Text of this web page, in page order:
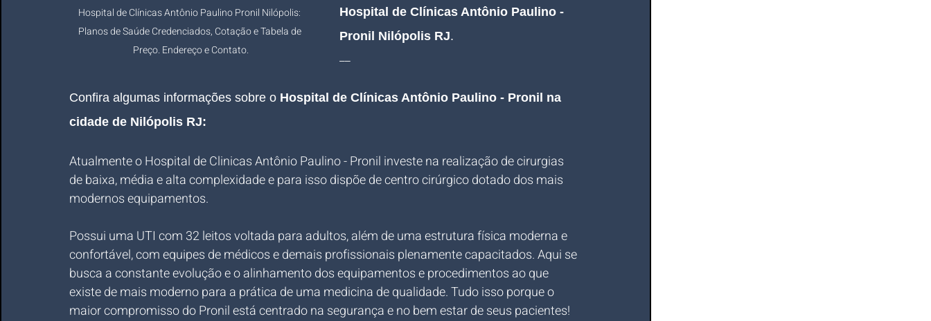
Hospital de Clínicas Antônio Paulino Pronil Nilópolis:
Planos de Saúde Credenciados, Cotação e Tabela de
Preço. Endereço e Contato.
Hospital de Clínicas Antônio Paulino -
Pronil Nilópolis RJ.
__
Confira algumas informações sobre o Hospital de Clínicas Antônio Paulino - Pronil na
cidade de Nilópolis RJ:
Atualmente o Hospital de Clinicas Antônio Paulino - Pronil investe na realização de cirurgias
de baixa, média e alta complexidade e para isso dispõe de centro cirúrgico dotado dos mais
modernos equipamentos.
Possui uma UTI com 32 leitos voltada para adultos, além de uma estrutura física moderna e
confortável, com equipes de médicos e demais profissionais plenamente capacitados. Aqui se
busca a constante evolução e o alinhamento dos equipamentos e procedimentos ao que
existe de mais moderno para a prática de uma medicina de qualidade. Tudo isso porque o
maior compromisso do Pronil está centrado na segurança e no bem estar de seus pacientes!